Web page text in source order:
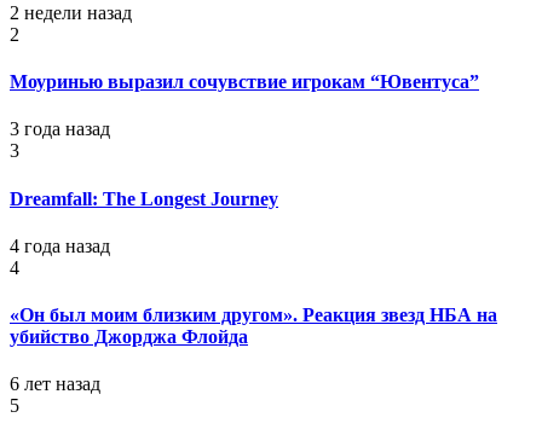
2 недели назад
2
Моуринью выразил сочувствие игрокам “Ювентуса”
3 года назад
3
Dreamfall: The Longest Journey
4 года назад
4
«Он был моим близким другом». Реакция звезд НБА на
убийство Джорджа Флойда
6 лет назад
5